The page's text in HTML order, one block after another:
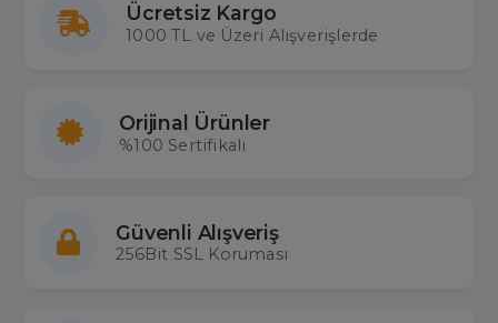
Ücretsiz Kargo
1000 TL ve Üzeri Alışverişlerde
Orijinal Ürünler
%100 Sertifikalı
Güvenli Alışveriş
256Bit SSL Koruması